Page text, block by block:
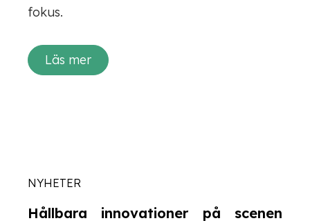
fokus.
Läs mer
NYHETER
Hållbara innovationer på scenen